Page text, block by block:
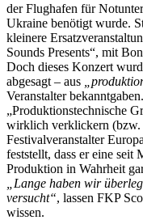
der Flughafen für
Ukraine benötigt wurde.
kleinere
Sounds Presents“, mit
Doch dieses Konzert
abgesagt – aus
Veranstalter bekanntgaben.
„Produktionstechnische
wirklich verklickern (bzw.
Festivalveranstalter
feststellt, dass er eine seit
Produktion in Wahrheit
„Lange haben wir
versucht“, lassen FKP
wissen.